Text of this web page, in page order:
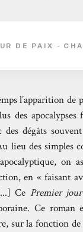
DE PAIX -
l’apparition
des apocalypses
des dégâts
lieu des simples
on
en « faisant
Ce Premier
Ce
sur la fonction de